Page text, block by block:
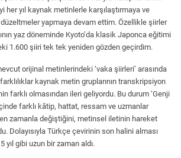
her yıl kaynak metinlerle karşılaştırmaya ve
yapmaya devam ettim. Özellikle şiirler
yaz döneminde Kyoto’da klasik Japonca eğitimi
1.600 şiiri tek tek yeniden gözden geçirdim.
orijinal metinlerindeki ‘vaka şiirleri’ arasında
kaynak metin gruplarının transkripsiyon
farklı olmasından ileri geliyordu. Bu durum ‘Genji
farklı kâtip, hattat, ressam ve uzmanlar
zamanla değiştiğini, metinsel iletinin hareket
Dolayısıyla Türkçe çevirinin son halini alması
yıl gibi uzun bir zaman aldı.